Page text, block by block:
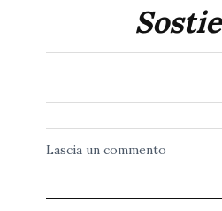
Lascia un commento